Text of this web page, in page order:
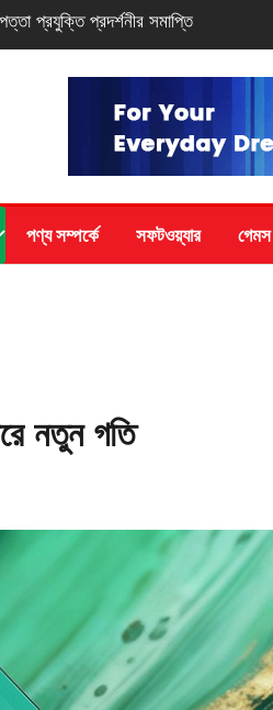
স্মার্টফোন
পণ্য সম্পর্কে সফটওয়্যার গেমস
নতুন গতি